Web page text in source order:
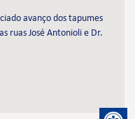
avanço dos tapumes
ruas José Antonioli e Dr.